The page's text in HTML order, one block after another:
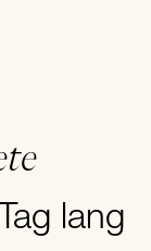
lang